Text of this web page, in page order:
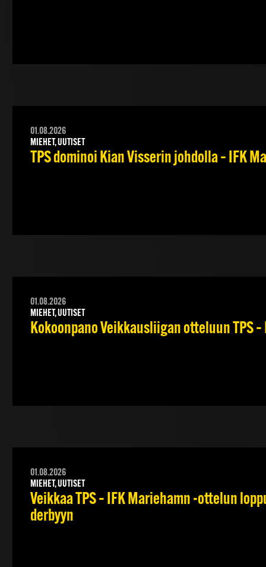
01.08.2026
MIEHET, UUTISET
TPS dominoi Kian Visserin johdolla – IFK
01.08.2026
MIEHET, UUTISET
Kokoonpano Veikkausliigan otteluun TPS
01.08.2026
MIEHET, UUTISET
Veikkaa TPS – IFK Mariehamn -ottelun
derbyyn